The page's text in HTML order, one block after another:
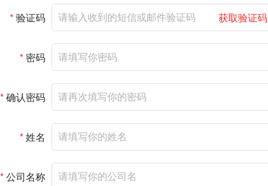
*验证码 获取验证码
* 密码
*确认密码
*姓名
*公司名称